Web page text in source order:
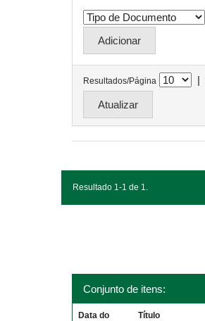
Resultados/Página |
Resultado 1-1 de 1.
Conjunto de itens:
Data do Título